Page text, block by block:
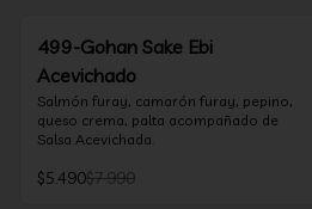
499-Gohan Sake Ebi
Acevichado
Salmón furay, camarón furay, pepino,
queso crema, palta acompañado de
Salsa Acevichada.
$5.490$7.990